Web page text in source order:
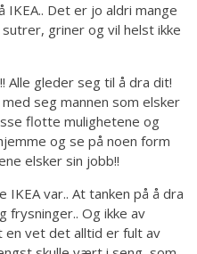
IKEA.. Det er jo aldri mange
griner og vil helst ikke
Alle gleder seg til å dra dit!
seg mannen som elsker
flotte mulighetene og
og se på noen form
elsker sin jobb!!
IKEA var.. At tanken på å dra
frysninger.. Og ikke av
en vet det alltid er fult av